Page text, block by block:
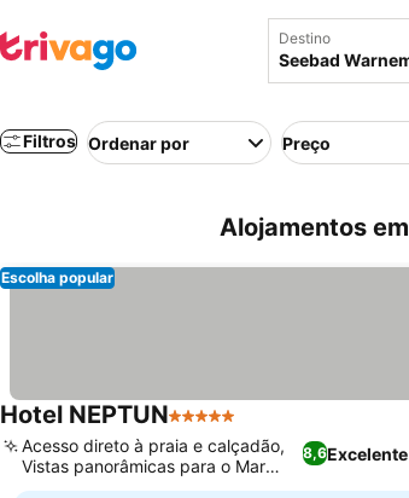
Destino
Filtros Ordenar por Preço
Alojamentos
Escolha popular
Hotel NEPTUN5 Estrelas
8,6Excelente
Acesso direto à praia e calçadão,
Vistas panorâmicas para o Mar
Báltico